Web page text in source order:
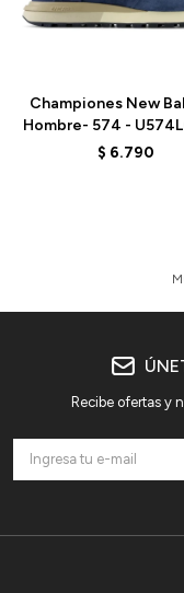
Championes New
Hombre- 574 -
ADMIRAL BLUE
$ 6.790
Recibe ofertas y